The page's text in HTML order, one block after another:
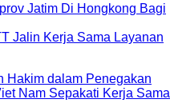
Timur
Jatim Di Hongkong Bagi
Jalin Kerja Sama Layanan
Hakim dalam Penegakan
Nam Sepakati Kerja Sama